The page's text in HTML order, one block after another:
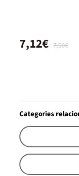
7,50€
7,12€
Categories